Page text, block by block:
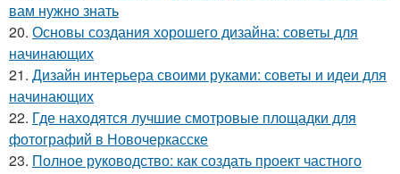
вам нужно знать
20. Основы создания хорошего дизайна: советы для
начинающих
21. Дизайн интерьера своими руками: советы и идеи для
начинающих
22. Где находятся лучшие смотровые площадки для
фотографий в Новочеркасске
23. Полное руководство: как создать проект частного